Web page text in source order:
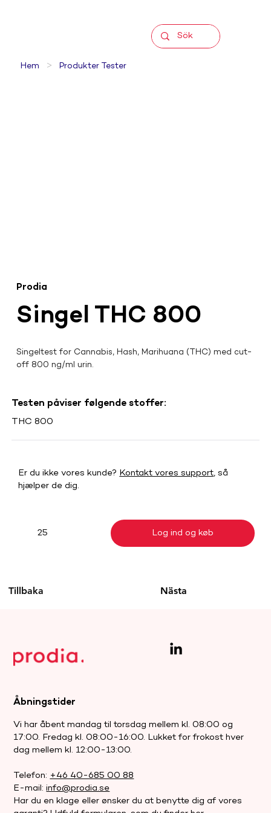
Hem > Produkter Tester
Tillbaka
Singel THC 800
Prodia
Singeltest for Cannabis, Hash, Marihuana (THC) med cut-
off 800 ng/ml urin.
Er du ikke vores kunde? Kontakt vores support, så
hjælper de dig.
25 Log ind og køb
Testen påviser følgende stoffer:
THC 800
Nästa
Åbningstider
Vi har åbent mandag til torsdag mellem kl. 08:00 og
17:00. Fredag kl. 08:00-16:00. Lukket for frokost hver
dag mellem kl. 12:00-13:00.
Telefon: +46 40-685 00 88
E-mail:info@prodia.se
Har du en klage eller ønsker du at benytte dig af vores